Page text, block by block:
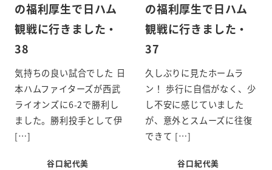
の福利厚生で日ハム
観戦に行きました・
38
気持ちの良い試合でした 日
本ハムファイターズが西武
ライオンズに6-2で勝利し
ました。勝利投手として伊
[…]
谷口紀代美
の福利厚生で日ハム
観戦に行きました・
37
久しぶりに見たホームラ
ン！ 歩行に自信がなく、少
し不安に感じていました
が、意外とスムーズに往復
できて […]
谷口紀代美